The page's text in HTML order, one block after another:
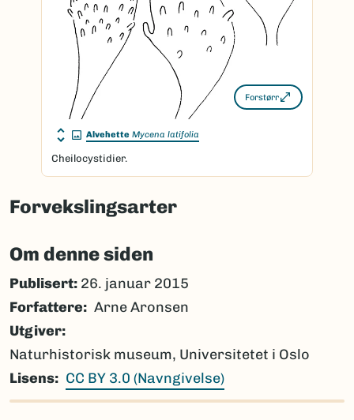
Forstørr
Alvehette Mycena latifolia
Cheilocystidier.
Forvekslingsarter
Om denne siden
Publisert: 26. januar 2015
Forfattere
Arne Aronsen
Utgiver
Naturhistorisk museum, Universitetet i Oslo
Lisens
CC BY 3.0 (Navngivelse)